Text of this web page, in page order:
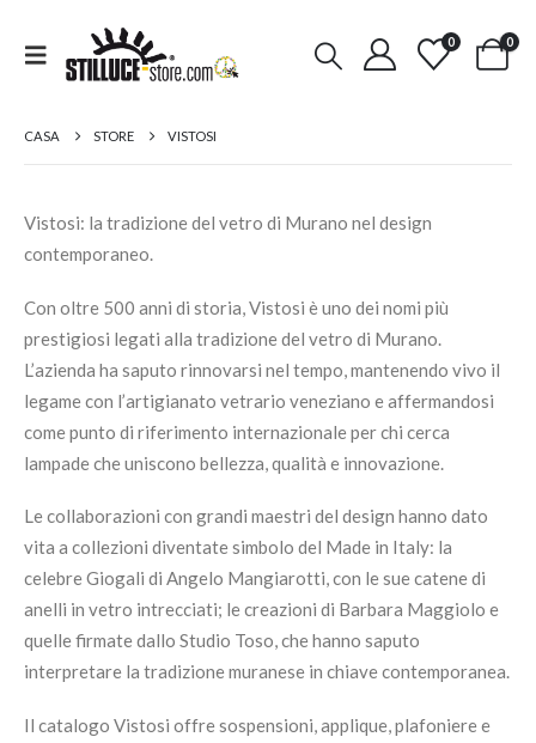
0 0
CASA STORE VISTOSI
Vistosi: la tradizione del vetro di Murano nel design
contemporaneo.
Con oltre 500 anni di storia, Vistosi è uno dei nomi più
prestigiosi legati alla tradizione del vetro di Murano.
L’azienda ha saputo rinnovarsi nel tempo, mantenendo vivo il
legame con l’artigianato vetrario veneziano e affermandosi
come punto di riferimento internazionale per chi cerca
lampade che uniscono bellezza, qualità e innovazione.
Le collaborazioni con grandi maestri del design hanno dato
vita a collezioni diventate simbolo del Made in Italy: la
celebre Giogali di Angelo Mangiarotti, con le sue catene di
anelli in vetro intrecciati; le creazioni di Barbara Maggiolo e
quelle firmate dallo Studio Toso, che hanno saputo
interpretare la tradizione muranese in chiave contemporanea.
Il catalogo Vistosi offre sospensioni, applique, plafoniere e